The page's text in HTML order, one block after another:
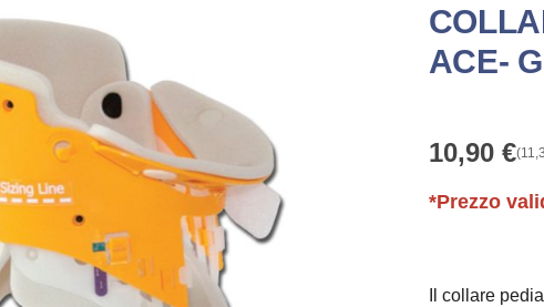
ACE-
10,90 €(
*Prezzo
Il collare